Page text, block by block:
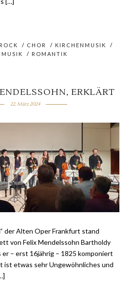
/ CHOR / KIRCHENMUSIK
/
MUSIK
/ ROMANTIK
ERKLÄRT
22. März 2024
der Alten Oper Frankfurt stand
von Felix Mendelssohn Bartholdy
er – erst 16jährig – 1825 komponiert
etwas sehr Ungewöhnliches und